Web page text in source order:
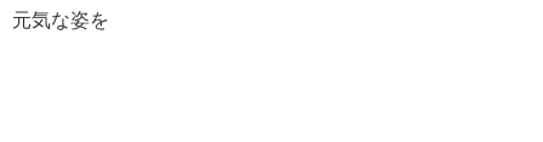
元気な姿を